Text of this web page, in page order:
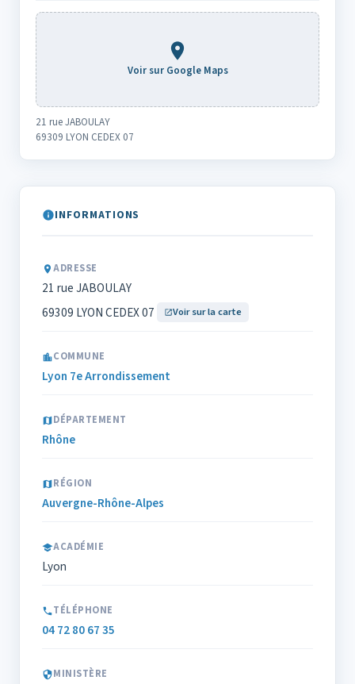
INFORMATIONS
ADRESSE
21 rue JABOULAY
69309 LYON CEDEX 07
Voir sur la carte
COMMUNE
Lyon 7e Arrondissement
DÉPARTEMENT
Rhône
RÉGION
Auvergne-Rhône-Alpes
ACADÉMIE
Lyon
TÉLÉPHONE
04 72 80 67 35
MINISTÈRE
Voir sur Google Maps
21 rue JABOULAY
69309 LYON CEDEX 07